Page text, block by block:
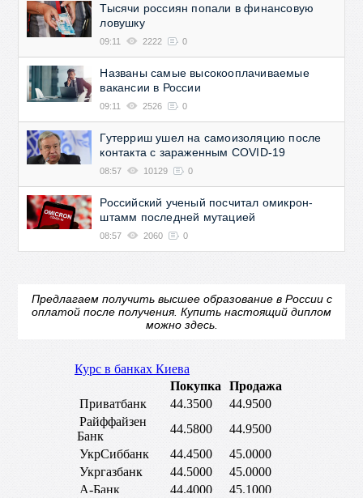
Тысячи россиян попали в финансовую
ловушку
09:11 2222 0
Названы самые высокооплачиваемые
вакансии в России
09:11 2526 0
Гутерриш ушел на самоизоляцию после
контакта с зараженным COVID-19
08:57 10129 0
Российский ученый посчитал омикрон-
штамм последней мутацией
08:57 2060 0
Предлагаем получить высшее образование в России с
оплатой после получения. Купить настоящий диплом
можно здесь.